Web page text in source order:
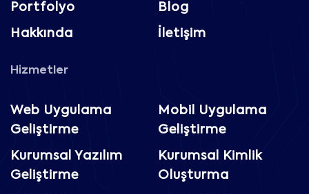
Portfolyo Blog
Hakkında İletişim
Hizmetler
Web Uygulama
Geliştirme
Mobil Uygulama
Geliştirme
Kurumsal Yazılım
Geliştirme
Kurumsal Kimlik
Oluşturma